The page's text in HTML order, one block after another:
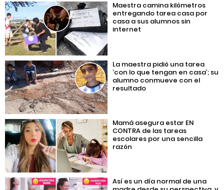
Maestra camina kilómetros
entregando tarea casa por
casa a sus alumnos sin
internet
La maestra pidió una tarea
‘con lo que tengan en casa’; su
alumno conmueve con el
resultado
Mamá asegura estar EN
CONTRA de las tareas
escolares por una sencilla
razón
Así es un día normal de una